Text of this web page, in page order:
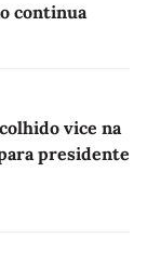
continua
vice na
presidente